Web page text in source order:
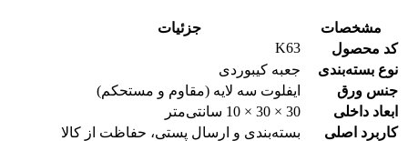
مشخصات
جزئیات
کد محصول
K63
نوع بسته‌بندی
جعبه کیبوردی
جنس ورق
ایفلوت سه لایه (مقاوم و مستحکم)
ابعاد داخلی
30 × 30 × 10 سانتی‌متر
کاربرد اصلی
بسته‌بندی و ارسال پستی، حفاظت از کالا